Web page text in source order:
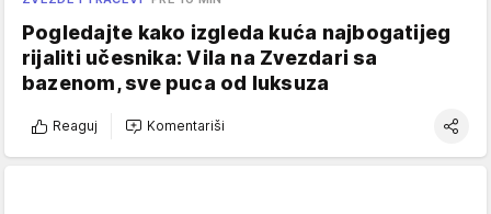
Pogledajte kako izgleda kuća najbogatijeg
rijaliti učesnika: Vila na Zvezdari sa
bazenom, sve puca od luksuza
Reaguj Komentariši